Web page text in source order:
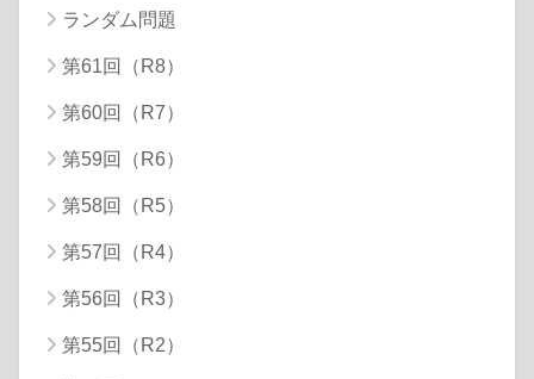
ランダム問題
第61回（R8）
第60回（R7）
第59回（R6）
第58回（R5）
第57回（R4）
第56回（R3）
第55回（R2）